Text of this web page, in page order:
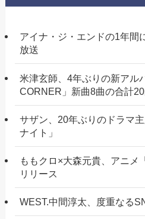
アイナ・ジ・エンドの1年間
放送
米津玄師、4年ぶりの新アル
CORNER」新曲8曲の合計
サザン、20年ぶりのドラマ
ナイト」
ももクロ×大森元貴、アニメ
リリース
WEST.中間淳太、度重なる